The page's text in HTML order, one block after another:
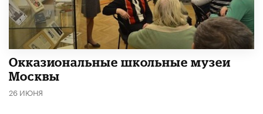
​Окказиональные школьные музеи
Москвы
26 ИЮНЯ